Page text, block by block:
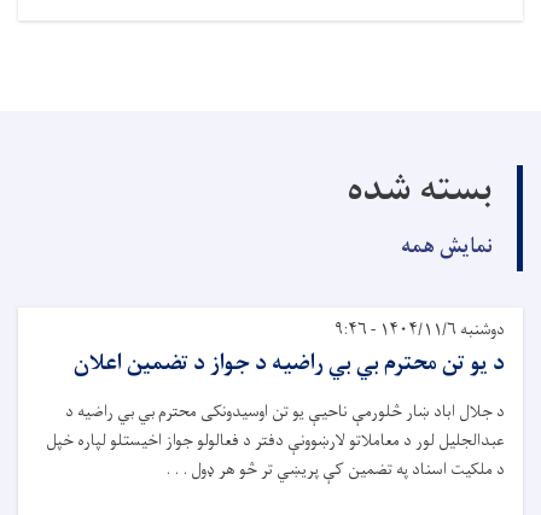
بسته شده
نمایش همه
دوشنبه ۱۴۰۴/۱۱/۶ - ۹:۴۶
د يو تن محترم بي بي راضيه د جواز د تضمين اعلان
د جلال اباد ښار څلورمې ناحیې يو تن اوسیدونکى محترم بي بي راضيه د
عبدالجلیل لور د معاملاتو لارښوونې دفتر د فعالولو جواز اخيستلو لپاره خپل
د ملکيت اسناد په تضمین کې پريښي تر څو هر ډول . . .